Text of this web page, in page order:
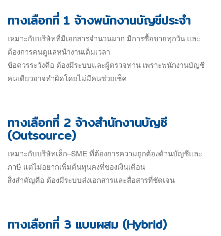
ทางเลือกที่ 1 จ้างพนักงานบัญชีประจำ
เหมาะกับบริษัทที่มีเอกสารจำนวนมาก มีการซื้อขายทุกวัน และ
ต้องการคนดูแลหน้างานเต็มเวลา
ข้อควรระวังคือ ต้องมีระบบและผู้ตรวจทาน เพราะพนักงานบัญชี
คนเดียวอาจทำผิดโดยไม่มีคนช่วยเช็ค
ทางเลือกที่ 2 จ้างสำนักงานบัญชี
(Outsource)
เหมาะกับบริษัทเล็ก–SME ที่ต้องการความถูกต้องด้านบัญชีและ
ภาษี แต่ไม่อยากเพิ่มต้นทุนคงที่ของเงินเดือน
สิ่งสำคัญคือ ต้องมีระบบส่งเอกสารและสื่อสารที่ชัดเจน
ทางเลือกที่ 3 แบบผสม (Hybrid)